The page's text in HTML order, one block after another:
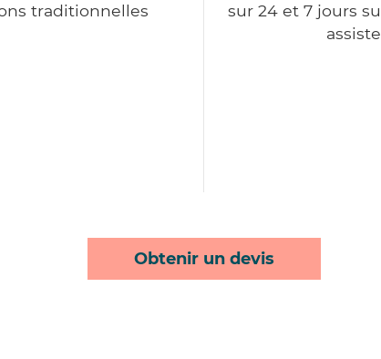
traditionnelles
sur 24 et 7 jours
Obtenir un devis